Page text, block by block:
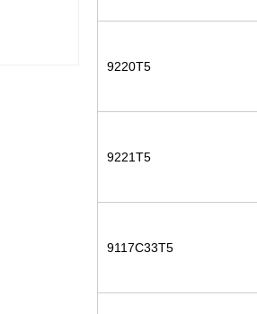
9220T5
9221T5
9117C33T5